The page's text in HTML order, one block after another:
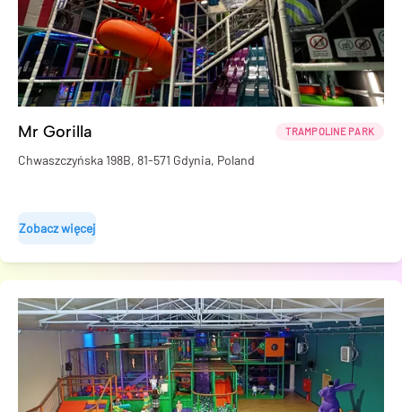
Mr Gorilla TRAMPOLINE PARK
Chwaszczyńska 198B, 81-571 Gdynia, Poland
Zobacz więcej